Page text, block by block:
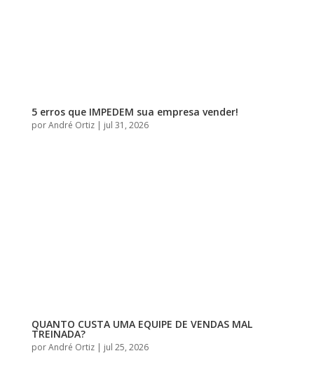
5 erros que IMPEDEM sua empresa vender!
porAndré Ortiz| jul 31, 2026
QUANTO CUSTA UMA EQUIPE DE VENDAS MAL
TREINADA?
porAndré Ortiz| jul 25, 2026